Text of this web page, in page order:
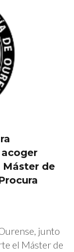
de
junto
el Máster de